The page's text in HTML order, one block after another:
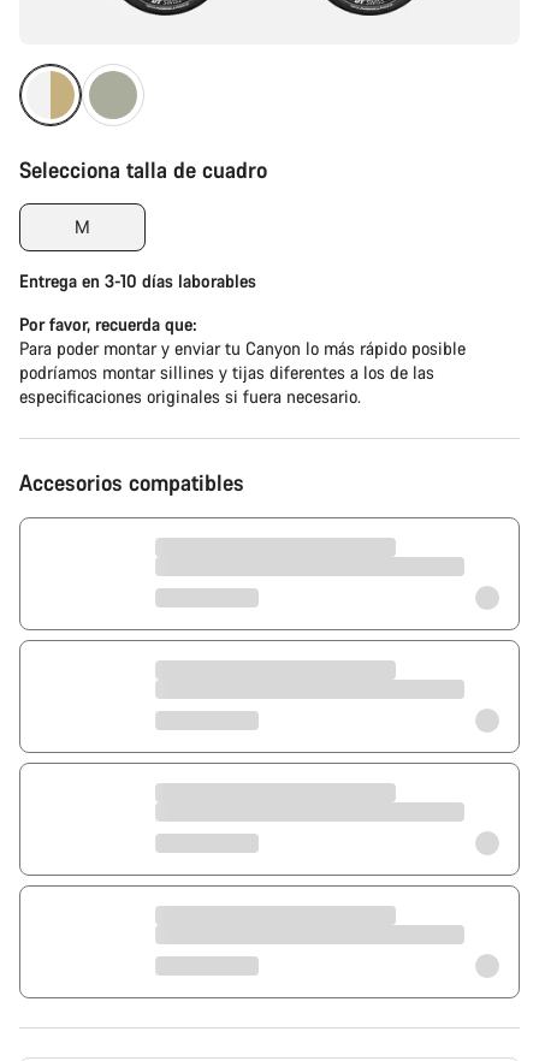
Selecciona talla de cuadro
M
Entrega en 3-10 días laborables
Por favor, recuerda que:
Para poder montar y enviar tu Canyon lo más rápido posible
podríamos montar sillines y tijas diferentes a los de las
especificaciones originales si fuera necesario.
Accesorios compatibles